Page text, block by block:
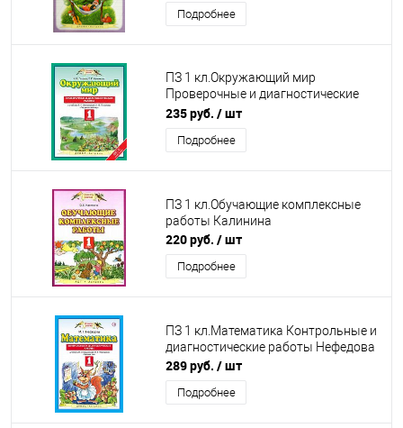
Подробнее
ПЗ 1 кл.Окружающий мир
Проверочные и диагностические
работы Ивченкова
235 руб. / шт
Подробнее
ПЗ 1 кл.Обучающие комплексные
работы Калинина
220 руб. / шт
Подробнее
ПЗ 1 кл.Математика Контрольные и
диагностические работы Нефедова
289 руб. / шт
Подробнее